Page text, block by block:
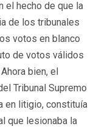
el hecho de que la
de los tribunales
votos en blanco
de votos válidos
bien, el
Tribunal Supremo
en litigio, constituía
que lesionaba la